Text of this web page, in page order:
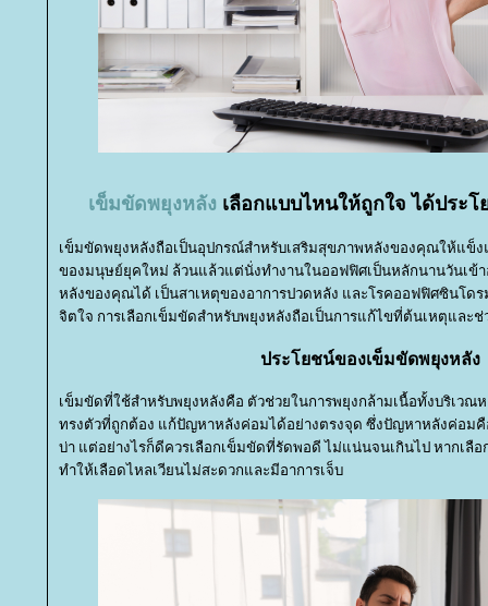
เข็มขัดพยุงหลัง เลือกแบบไหนให้ถูกใจ ได้ประ
เข็มขัดพยุงหลังถือเป็นอุปกรณ์สำหรับเสริมสุขภาพหลังของคุณให้แข็ง
ของมนุษย์ยุคใหม่ ล้วนแล้วแต่นั่งทำงานในออฟฟิศเป็นหลักนานวันเข้
หลังของคุณได้ เป็นสาเหตุของอาการปวดหลัง และโรคออฟฟิศซินโดร
จิตใจ การเลือกเข็มขัดสำหรับพยุงหลังถือเป็นการแก้ไขที่ต้นเหตุและ
ประโยชน์ของเข็มขัดพยุงหลัง
เข็มขัดที่ใช้สำหรับพยุงหลังคือ ตัวช่วยในการพยุงกล้ามเนื้อทั้งบริเวณ
ทรงตัวที่ถูกต้อง แก้ปัญหาหลังค่อมได้อย่างตรงจุด ซึ่งปัญหาหลังค่อมคื
บ่า แต่อย่างไรก็ดีควรเลือกเข็มขัดที่รัดพอดี ไม่แน่นจนเกินไป หากเลื
ทำให้เลือดไหลเวียนไม่สะดวกและมีอาการเจ็บ